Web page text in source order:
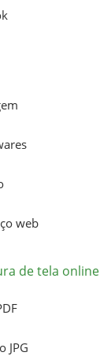
web
de tela online
JPG